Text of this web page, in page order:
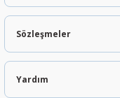
Sözleşmeler
Yardım